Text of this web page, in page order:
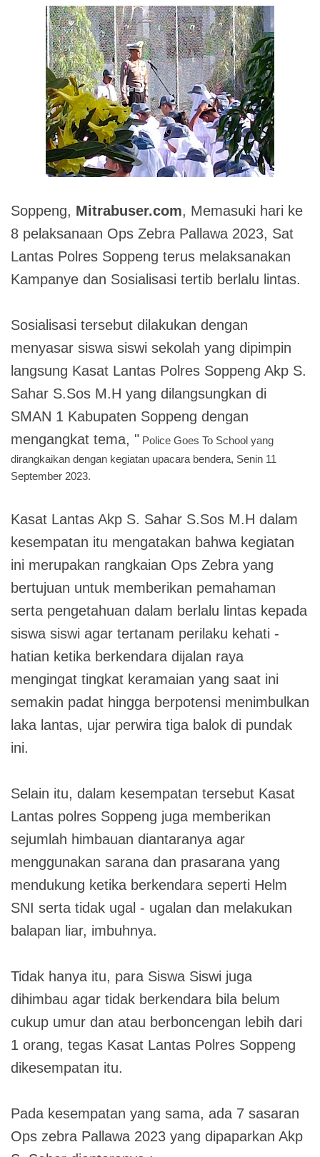
Soppeng, Mitrabuser.com, Memasuki hari ke
8 pelaksanaan Ops Zebra Pallawa 2023, Sat
Lantas Polres Soppeng terus melaksanakan
Kampanye dan Sosialisasi tertib berlalu lintas.
Sosialisasi tersebut dilakukan dengan
menyasar siswa siswi sekolah yang dipimpin
langsung Kasat Lantas Polres Soppeng Akp S.
Sahar S.Sos M.H yang dilangsungkan di
SMAN 1 Kabupaten Soppeng dengan
mengangkat tema, " Police Goes To School yang
dirangkaikan dengan kegiatan upacara bendera, Senin 11
September 2023.
Kasat Lantas Akp S. Sahar S.Sos M.H dalam
kesempatan itu mengatakan bahwa kegiatan
ini merupakan rangkaian Ops Zebra yang
bertujuan untuk memberikan pemahaman
serta pengetahuan dalam berlalu lintas kepada
siswa siswi agar tertanam perilaku kehati -
hatian ketika berkendara dijalan raya
mengingat tingkat keramaian yang saat ini
semakin padat hingga berpotensi menimbulkan
laka lantas, ujar perwira tiga balok di pundak
ini.
Selain itu, dalam kesempatan tersebut Kasat
Lantas polres Soppeng juga memberikan
sejumlah himbauan diantaranya agar
menggunakan sarana dan prasarana yang
mendukung ketika berkendara seperti Helm
SNI serta tidak ugal - ugalan dan melakukan
balapan liar, imbuhnya.
Tidak hanya itu, para Siswa Siswi juga
dihimbau agar tidak berkendara bila belum
cukup umur dan atau berboncengan lebih dari
1 orang, tegas Kasat Lantas Polres Soppeng
dikesempatan itu.
Pada kesempatan yang sama, ada 7 sasaran
Ops zebra Pallawa 2023 yang dipaparkan Akp